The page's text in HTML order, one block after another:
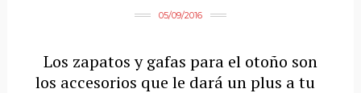
05/09/2016
Los zapatos y gafas para el otoño son
los accesorios que le dará un plus a tu